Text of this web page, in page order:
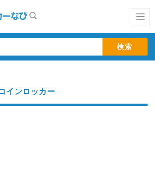
インロッカー